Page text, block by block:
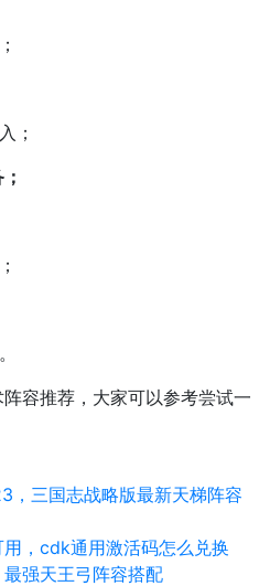
；
容推荐，大家可以参考尝试一
，三国志战略版最新天梯阵容
，cdk通用激活码怎么兑换
强天王弓阵容搭配